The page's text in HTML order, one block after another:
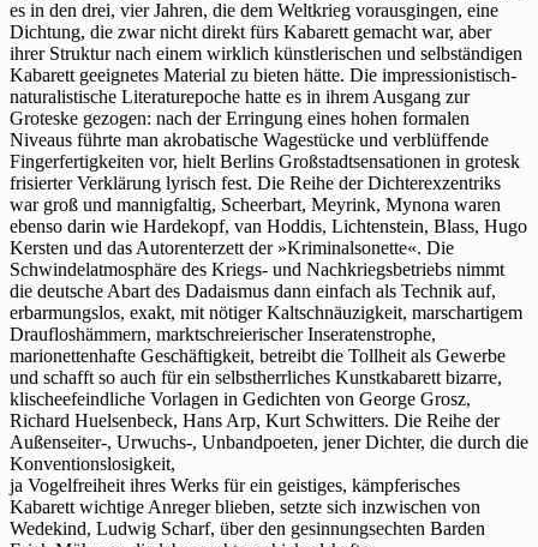
es in den drei, vier Jahren, die dem Weltkrieg vorausgingen, eine
Dichtung, die zwar nicht direkt fürs Kabarett gemacht war, aber
ihrer Struktur nach einem wirklich künstlerischen und selbständigen
Kabarett geeignetes Material zu bieten hätte. Die impressionistisch-
naturalistische Literaturepoche hatte es in ihrem Ausgang zur
Groteske gezogen: nach der Erringung eines hohen formalen
Niveaus führte man akrobatische Wagestücke und verblüffende
Fingerfertigkeiten vor, hielt Berlins Großstadtsensationen in grotesk
frisierter Verklärung lyrisch fest. Die Reihe der Dichterexzentriks
war groß und mannigfaltig, Scheerbart, Meyrink, Mynona waren
ebenso darin wie Hardekopf, van Hoddis, Lichtenstein, Blass, Hugo
Kersten und das Autorenterzett der »Kriminalsonette«. Die
Schwindelatmosphäre des Kriegs- und Nachkriegsbetriebs nimmt
die deutsche Abart des Dadaismus dann einfach als Technik auf,
erbarmungslos, exakt, mit nötiger Kaltschnäuzigkeit, marschartigem
Draufloshämmern, marktschreierischer Inseratenstrophe,
marionettenhafte Geschäftigkeit, betreibt die Tollheit als Gewerbe
und schafft so auch für ein selbstherrliches Kunstkabarett bizarre,
klischeefeindliche Vorlagen in Gedichten von George Grosz,
Richard Huelsenbeck, Hans Arp, Kurt Schwitters. Die Reihe der
Außenseiter-, Urwuchs-, Unbandpoeten, jener Dichter, die durch die
Konventionslosigkeit,
ja Vogelfreiheit ihres Werks für ein geistiges, kämpferisches
Kabarett wichtige Anreger blieben, setzte sich inzwischen von
Wedekind, Ludwig Scharf, über den gesinnungsechten Barden